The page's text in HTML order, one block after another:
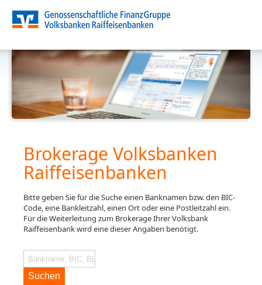
Brokerage Volksbanken
Raiffeisenbanken
Bitte geben Sie für die Suche einen Banknamen bzw. den BIC-
Code, eine Bankleitzahl, einen Ort oder eine Postleitzahl ein.
Für die Weiterleitung zum Brokerage Ihrer Volksbank
Raiffeisenbank wird eine dieser Angaben benötigt.
Suchen